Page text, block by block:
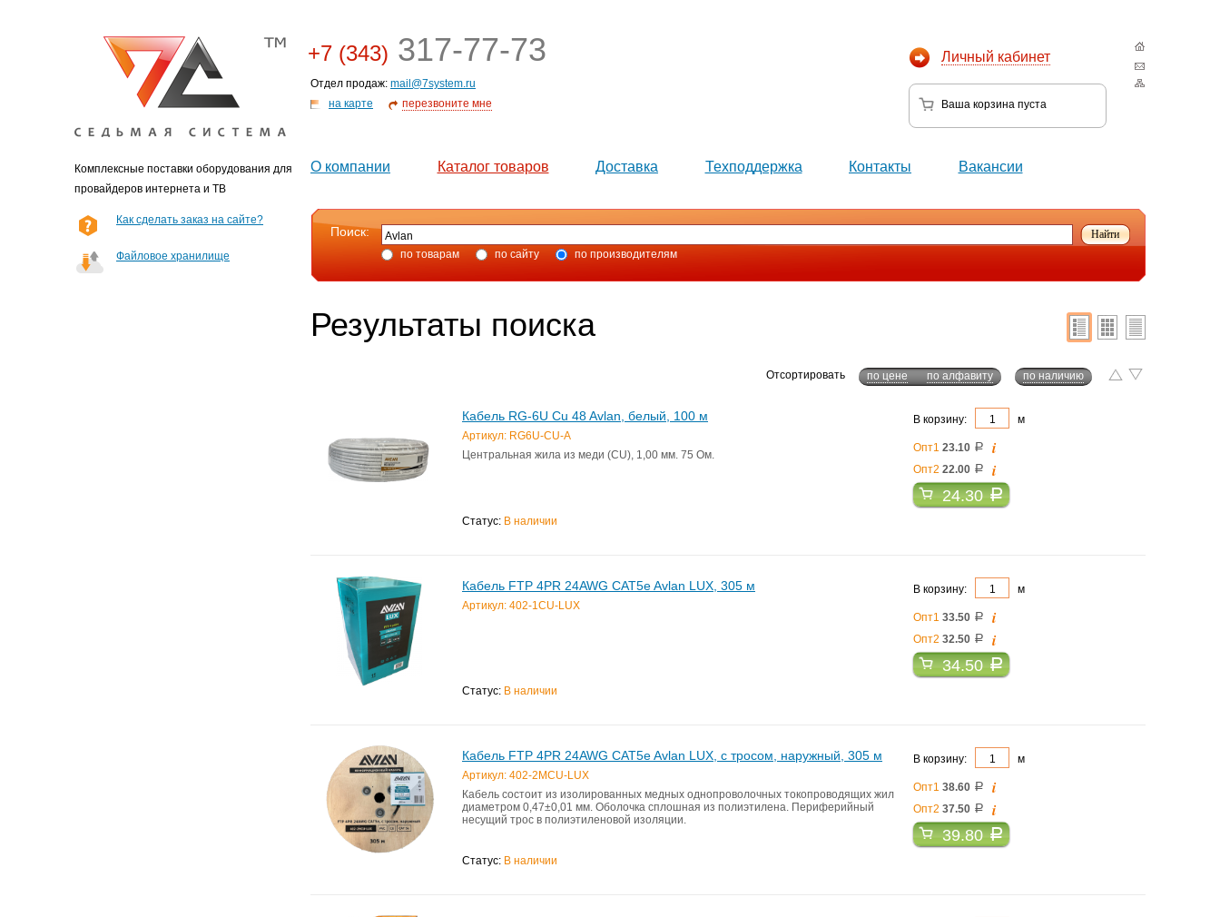
Комплексные поставки оборудования для
провайдеров интернета и ТВ
Личный кабинет
Ваша корзина пуста
+7 (343) 317-77-73
Отдел продаж: mail@7system.ru
на карте
перезвоните мне
О компании Каталог товаров Доставка Техподдержка Контакты Вакансии
Как сделать заказ на сайте?
Файловое хранилище
Поиск:
по товарам по сайту по производителям
Результаты поиска
Отсортировать по цене по алфавиту по наличию
Кабель RG-6U Cu 48 Avlan, белый, 100 м
Артикул: RG6U-CU-A
Центральная жила из меди (CU), 1,00 мм. 75 Ом.
Статус: В наличии
В корзину: м
Опт1 23.10 a i
Опт2 22.00 a i
24.30a
Кабель FTP 4PR 24AWG CAT5e Avlan LUX, 305 м
Артикул: 402-1CU-LUX
Статус: В наличии
В корзину: м
Опт1 33.50 a i
Опт2 32.50 a i
34.50a
Кабель FTP 4PR 24AWG CAT5e Avlan LUX, с тросом, наружный, 305 м
Артикул: 402-2MCU-LUX
Кабель состоит из изолированных медных однопроволочных токопроводящих жил
диаметром 0,47±0,01 мм. Оболочка сплошная из полиэтилена. Периферийный
несущий трос в полиэтиленовой изоляции.
Статус: В наличии
В корзину: м
Опт1 38.60 a i
Опт2 37.50 a i
39.80a